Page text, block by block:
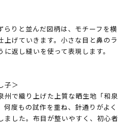
らりと並んだ図柄は、モチーフを横
上げていきます。小さな目と鼻のラ
返し縫いを使って表現します。
子＞
州で織り上げた上質な晒生地「和泉
度もの試作を重ね、針通りがよく
ました。布目が整いやすく、初心者